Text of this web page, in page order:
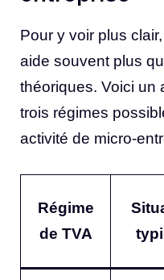
Pour y voir plus
aide souvent plus
théoriques. Voici un
trois régimes
activité de micro-
Régime
de TVA